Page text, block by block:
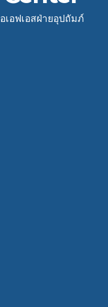
เอฟเอสฝ่ายอุปถัมภ์